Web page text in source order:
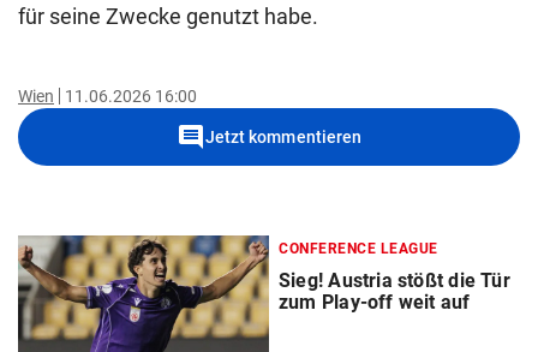
für seine Zwecke genutzt habe.
Wien 11.06.2026 16:00
commentJetzt kommentieren
CONFERENCE LEAGUE
Sieg! Austria stößt die Tür
zum Play-off weit auf